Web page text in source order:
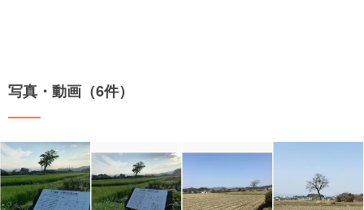
写真・動画（6件）